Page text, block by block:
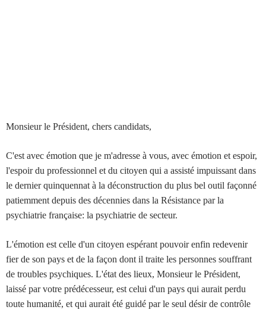
Monsieur le Président, chers candidats,
C'est avec émotion que je m'adresse à vous, avec émotion et espoir,
l'espoir du professionnel et du citoyen qui a assisté impuissant dans
le dernier quinquennat à la déconstruction du plus bel outil façonné
patiemment depuis des décennies dans la Résistance par la
psychiatrie française: la psychiatrie de secteur.
L'émotion est celle d'un citoyen espérant pouvoir enfin redevenir
fier de son pays et de la façon dont il traite les personnes souffrant
de troubles psychiques. L'état des lieux, Monsieur le Président,
laissé par votre prédécesseur, est celui d'un pays qui aurait perdu
toute humanité, et qui aurait été guidé par le seul désir de contrôle